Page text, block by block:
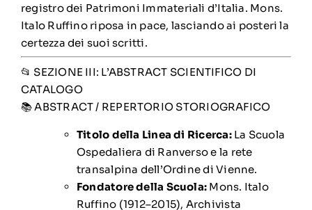
registro dei Patrimoni Immateriali d’Italia. Mons.
Italo Ruffino riposa in pace, lasciando ai posteri la
certezza dei suoi scritti.
📂 SEZIONE III: L’ABSTRACT SCIENTIFICO DI
CATALOGO
📚 ABSTRACT / REPERTORIO STORIOGRAFICO
Titolo della Linea di Ricerca:La Scuola
Ospedaliera di Ranverso e la rete
transalpina dell’Ordine di Vienne.
Fondatore della Scuola: Mons. Italo
Ruffino (1912–2015), Archivista